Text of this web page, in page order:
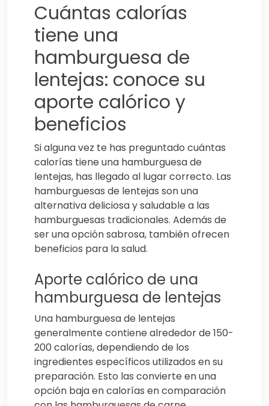
Cuántas calorías
tiene una
hamburguesa de
lentejas: conoce su
aporte calórico y
beneficios
Si alguna vez te has preguntado cuántas
calorías tiene una hamburguesa de
lentejas, has llegado al lugar correcto. Las
hamburguesas de lentejas son una
alternativa deliciosa y saludable a las
hamburguesas tradicionales. Además de
ser una opción sabrosa, también ofrecen
beneficios para la salud.
Aporte calórico de una
hamburguesa de lentejas
Una hamburguesa de lentejas
generalmente contiene alrededor de 150-
200 calorías, dependiendo de los
ingredientes específicos utilizados en su
preparación. Esto las convierte en una
opción baja en calorías en comparación